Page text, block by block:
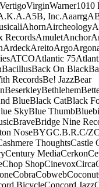
VertigoVirginWarner1010
A5B, Inc.Aaarrg
AhornAircheology
RecordsAmuletAnchor
ArdeckAreitoArgo
ATCOAtlantic 75
BacillusBack On Black
RecordsBe! JazzBear
BeserkleyBethlehem
BlueBlack CatBlack
SkyBlue Thumb
BraveBridge Nine
NoseBYGC.B.R.C/Z
ThoughtsCastle
Century MediaCerkon
Chop ShopCinevoxCirca
CobraCobwebCoconut